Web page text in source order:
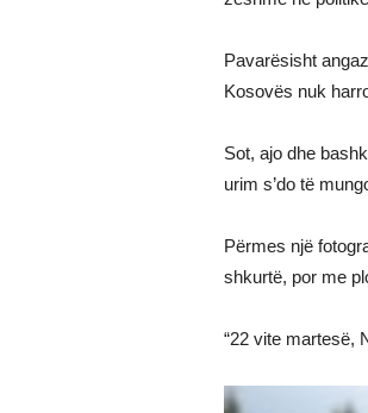
Pavarësisht
Kosovës nuk
Sot, ajo dhe
urim s’do të
Përmes një
shkurtë, por me
“22 vite martesë,